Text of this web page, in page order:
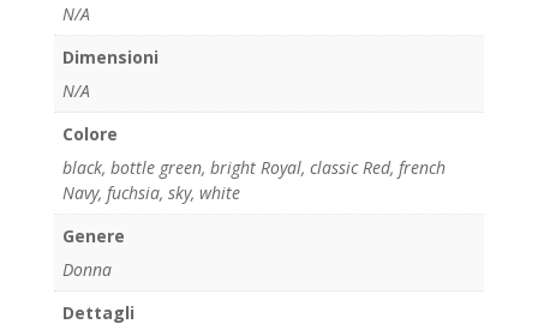
N/A
Dimensioni
N/A
Colore
black, bottle green, bright Royal, classic Red, french
Navy, fuchsia, sky, white
Genere
Donna
Dettagli